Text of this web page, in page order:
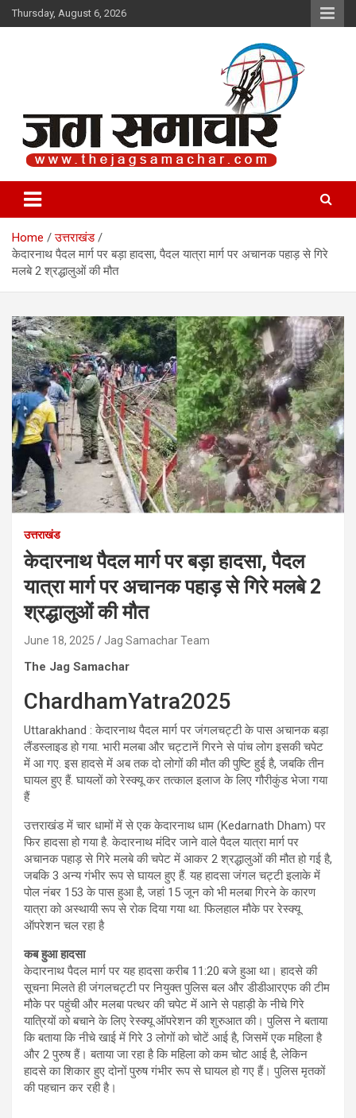
Skip
to
Thursday, August 6, 2026
Jag Samachar
Home
उत्तराखंड
केदारनाथ पैदल मार्ग पर बड़ा हादसा, पैदल यात्रा मार्ग पर अचानक पहाड़ से गिरे
मलबे 2 श्रद्धालुओं की मौत
उत्तराखंड
केदारनाथ पैदल मार्ग पर बड़ा हादसा, पैदल
यात्रा मार्ग पर अचानक पहाड़ से गिरे मलबे 2
श्रद्धालुओं की मौत
June 18, 2025 Jag Samachar Team
The Jag Samachar
ChardhamYatra2025
Uttarakhand : केदारनाथ पैदल मार्ग पर जंगलचट्टी के पास अचानक बड़ा
लैंडस्लाइड हो गया. भारी मलबा और चट्टानें गिरने से पांच लोग इसकी चपेट
में आ गए. इस हादसे में अब तक दो लोगों की मौत की पुष्टि हुई है, जबकि तीन
घायल हुए हैं. घायलों को रेस्क्यू कर तत्काल इलाज के लिए गौरीकुंड भेजा गया
हैं
उत्तराखंड में चार धामों में से एक केदारनाथ धाम (Kedarnath Dham) पर
फिर हादसा हो गया है. केदारनाथ मंदिर जाने वाले पैदल यात्रा मार्ग पर
अचानक पहाड़ से गिरे मलबे की चपेट में आकर 2 श्रद्धालुओं की मौत हो गई है,
जबकि 3 अन्य गंभीर रूप से घायल हुए हैं. यह हादसा जंगल चट्टी इलाके में
पोल नंबर 153 के पास हुआ है, जहां 15 जून को भी मलबा गिरने के कारण
यात्रा को अस्थायी रूप से रोक दिया गया था. फिलहाल मौके पर रेस्क्यू
ऑपरेशन चल रहा है
कब हुआ हादसा
केदारनाथ पैदल मार्ग पर यह हादसा करीब 11:20 बजे हुआ था। हादसे की
सूचना मिलते ही जंगलचट्टी पर नियुक्त पुलिस बल और डीडीआरएफ की टीम
मौके पर पहुंची और मलबा पत्थर की चपेट में आने से पहाड़ी के नीचे गिरे
यात्रियों को बचाने के लिए रेस्क्यू ऑपरेशन की शुरुआत की। पुलिस ने बताया
कि बताया कि नीचे खाई में गिरे 3 लोगों को चोटें आई है, जिसमें एक महिला है
और 2 पुरुष हैं। बताया जा रहा है कि महिला को कम चोट आई है, लेकिन
हादसे का शिकार हुए दोनों पुरुष गंभीर रूप से घायल हो गए हैं। पुलिस मृतकों
की पहचान कर रही है।